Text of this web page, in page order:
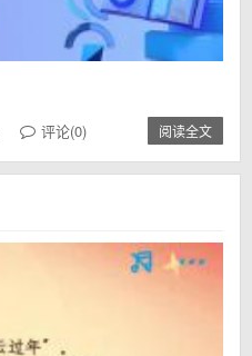
评论(0) 阅读全文